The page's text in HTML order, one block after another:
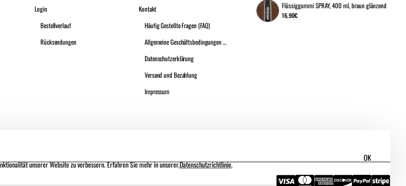
unserer Website zu verbessern. Erfahren Sie mehr in unserer.Datenschutzrichtlinie.
OK
Login
Bestellverlauf
Rücksendungen
Kontakt
Häufig Gestellte Fragen (FAQ)
Allgemeine Geschäftsbedingungen (A.G.B.)
Datenschutzerklärung
Versand und Bezahlung
Impressum
Flüssiggummi SPRAY, 400 ml, braun glänzend
16,90€